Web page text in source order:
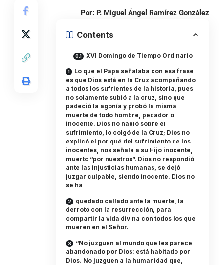
Por: P. Miguel Ángel Ramírez González
Contents
XVI Domingo de Tiempo Ordinario
Lo que el Papa señalaba con esa frase
es que Dios está en la Cruz acompañando
a todos los sufrientes de la historia, pues
no solamente subió a la cruz, sino que
padeció la agonía y probó la misma
muerte de todo hombre, pecador o
inocente. Dios no habló sobre el
sufrimiento, lo colgó de la Cruz; Dios no
explicó el por qué del sufrimiento de los
inocentes, nos señala a su Hijo inocente,
muerto “por nuestros”. Dios no respondió
ante las injusticias humanas, se dejó
juzgar culpable, siendo inocente. Dios no
se ha
quedado callado ante la muerte, la
derrotó con la resurrección, para
compartir la vida divina con todos los que
mueren en el Señor.
“No juzguen al mundo que les parece
abandonado por Dios: está habitado por
Dios. No juzguen a la humanidad que,